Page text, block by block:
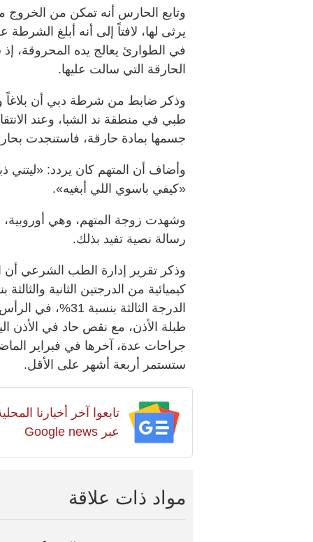
وتابع الحارس أنه تمكن من الخروج
يرثى لها، لافتاً إلى أنه أبلغ
في الطوارئ يعالج يده المحروقة،
الحارقة التي سالت عليها.
وذكر ضابط من شرطة دبي أن بلاغاً
طبي في منطقة ند الشبا، وعند
جسمها بمادة حارقة، فاستنجدت
وأضاف أن المتهم كان يردد: «ليتني
«كيفي باسوي اللي أبغيه».
وشهدت زوجة المتهم، وهي أوروبية،
رسالة نصية تفيد بذلك.
وذكر تقرير إدارة الطب الشرعي أن
الدرجة الثالثة
طبلة الأذن، مع نقص حاد في الأذن
جراحات عدة، آخرها في فبراير
ستستمر أربعة أشهر على الأقل.
تابعوا آخر أخبارنا
عبر Google news
مواد ذات علاقة